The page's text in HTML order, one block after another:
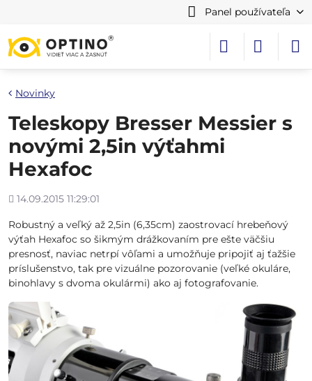
Panel používateľa
Novinky
Teleskopy Bresser Messier s
novými 2,5in výťahmi
Hexafoc
Pridané
14.09.2015 11:29:01
Robustný a veľký až 2,5in (6,35cm) zaostrovací hrebeňový
výťah Hexafoc so šikmým drážkovaním pre ešte väčšiu
presnosť, naviac netrpí vôľami a umožňuje pripojiť aj ťažšie
príslušenstvo, tak pre vizuálne pozorovanie (veľké okuláre,
binohlavy s dvoma okulármi) ako aj fotografovanie.